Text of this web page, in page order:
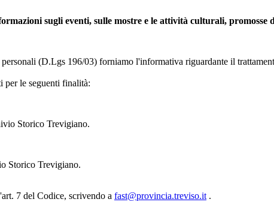
sugli eventi, sulle mostre e le attività culturali,
(D.Lgs 196/03) forniamo l'informativa riguardante il
per le seguenti finalità:
Storico Trevigiano.
Storico Trevigiano.
7 del Codice, scrivendo a fast@provincia.treviso.it .